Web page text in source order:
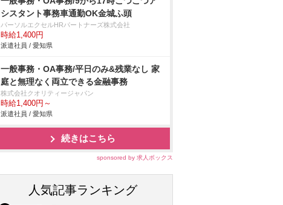
シスタント事務車通勤OK金城ふ頭
パーソルエクセルHRパートナーズ株式会社
時給1,400円
派遣社員 / 愛知県
一般事務・OA事務/平日のみ&残業なし 家
庭と無理なく両立できる金融事務
株式会社クオリティージャパン
時給1,400円～
派遣社員 / 愛知県
続きはこちら
sponsored by 求人ボックス
人気記事ランキング